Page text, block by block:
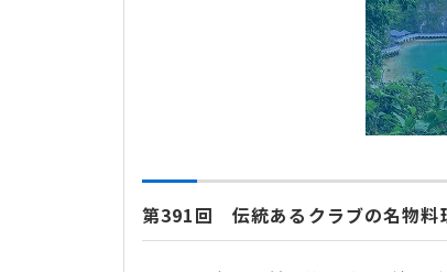
第391回 伝統あるクラブの名物料